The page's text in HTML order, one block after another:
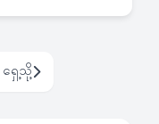
ရှေ့သို့